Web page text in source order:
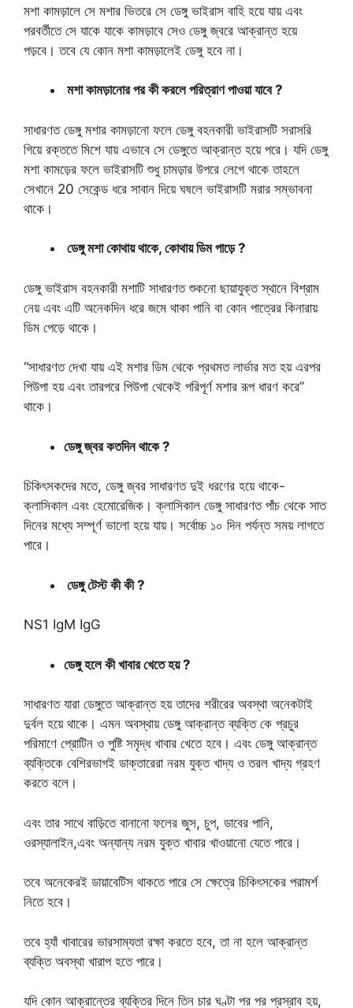
মশা কামড়ালে সে মশার ভিতরে সে ডেঙ্গু ভাইরাস বাহি হয়ে যায় এবং
পরবর্তীতে সে যাকে যাকে কামড়াবে সেও ডেঙ্গু জ্বরে আক্রান্ত হয়ে
পড়বে। তবে যে কোন মশা কামড়ালেই ডেঙ্গু হবে না।
মশা কামড়ানোর পর কী করলে পরিত্রাণ পাওয়া যাবে ?
সাধারণত ডেঙ্গু মশার কামড়ানো ফলে ডেঙ্গু বহনকারী ভাইরাসটি সরাসরি
গিয়ে রক্ততে মিশে যায় এভাবে সে ডেঙ্গুতে আক্রান্ত হয়ে পরে। যদি ডেঙ্গু
মশা কামড়ের ফলে ভাইরাসটি শুধু চামড়ার উপরে লেগে থাকে তাহলে
সেখানে 20 সেকেন্ড ধরে সাবান দিয়ে ঘষলে ভাইরাসটি মরার সম্ভাবনা
থাকে।
ডেঙ্গু মশা কোথায় থাকে, কোথায় ডিম পাড়ে ?
ডেঙ্গু ভাইরাস বহনকারী মশাটি সাধারণত শুকনো ছায়াযুক্ত স্থানে বিশ্রাম
নেয় এবং এটি অনেকদিন ধরে জমে থাকা পানি বা কোন পাত্রের কিনারায়
ডিম পেড়ে থাকে।
“সাধারণত দেখা যায় এই মশার ডিম থেকে প্রথমত লার্ভার মত হয় এরপর
পিউপা হয় এবং তারপরে পিউপা থেকেই পরিপূর্ণ মশার রূপ ধারণ করে”
থাকে।
ডেঙ্গু জ্বর কতদিন থাকে ?
চিকিৎসকদের মতে, ডেঙ্গু জ্বর সাধারণত দুই ধরণের হয়ে থাকে-
ক্লাসিকাল এবং হেমোরেজিক। ক্লাসিকাল ডেঙ্গু সাধারণত পাঁচ থেকে সাত
দিনের মধ্যে সম্পূর্ণ ভালো হয়ে যায়। সর্বোচ্চ ১০ দিন পর্যন্ত সময় লাগতে
পারে।
ডেঙ্গু টেস্ট কী কী ?
NS1 IgM IgG
ডেঙ্গু হলে কী খাবার খেতে হয় ?
সাধারণত যারা ডেঙ্গুতে আক্রান্ত হয় তাদের শরীরের অবস্থা অনেকটাই
দুর্বল হয়ে থাকে। এমন অবস্থায় ডেঙ্গু আক্রান্ত ব্যক্তি কে প্রচুর
পরিমাণে প্রোটিন ও পুষ্টি সমৃদ্ধ খাবার খেতে হবে। এবং ডেঙ্গু আক্রান্ত
ব্যক্তিকে বেশিরভাগই ডাক্তারেরা নরম যুক্ত খাদ্য ও তরল খাদ্য গ্রহণ
করতে বলে।
এবং তার সাথে বাড়িতে বানানো ফলের জুস, চুপ, ডাবের পানি,
ওরস্যালাইন,এবং অন্যান্য নরম যুক্ত খাবার খাওয়ানো যেতে পারে।
তবে অনেকেরই ডায়াবেটিস থাকতে পারে সে ক্ষেত্রে চিকিৎসকের পরামর্শ
নিতে হবে।
তবে হ্যাঁ খাবারের ভারসাম্যতা রক্ষা করতে হবে, তা না হলে আক্রান্ত
ব্যক্তি অবস্থা খারাপ হতে পারে।
যদি কোন আক্রান্তের ব্যক্তির দিনে তিন চার ঘণ্টা পর পর প্রস্রাব হয়,